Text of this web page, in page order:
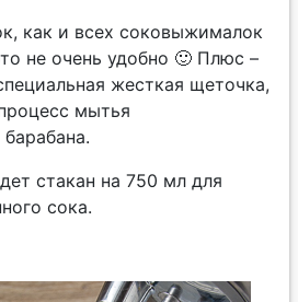
как и всех соковыжималок
не очень удобно 🙂 Плюс –
жесткая щеточка,
мытья
стакан на 750 мл для
сока.